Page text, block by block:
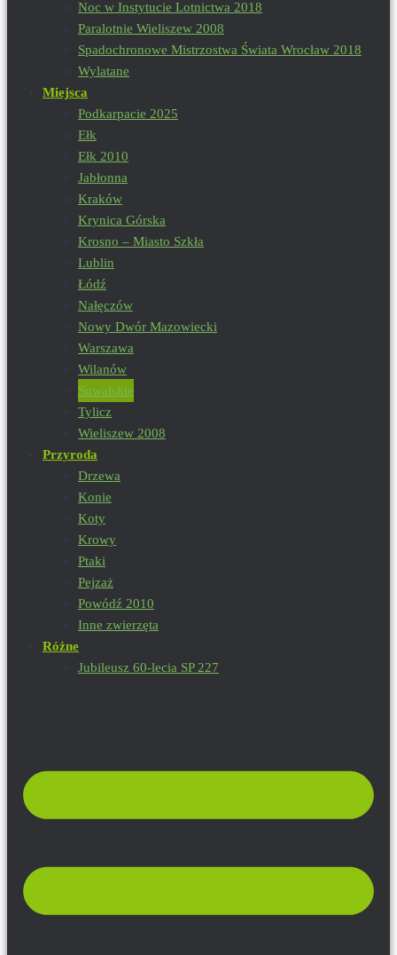
Noc w Instytucie Lotnictwa 2018
Paralotnie Wieliszew 2008
Spadochronowe Mistrzostwa Świata Wrocław 2018
Wylatane
Miejsca
Podkarpacie 2025
Ełk
Ełk 2010
Jabłonna
Kraków
Krynica Górska
Krosno – Miasto Szkła
Lublin
Łódź
Nałęczów
Nowy Dwór Mazowiecki
Warszawa
Wilanów
Suwalskie
Tylicz
Wieliszew 2008
Przyroda
Drzewa
Konie
Koty
Krowy
Ptaki
Pejzaż
Powódź 2010
Inne zwierzęta
Różne
Jubileusz 60-lecia SP 227